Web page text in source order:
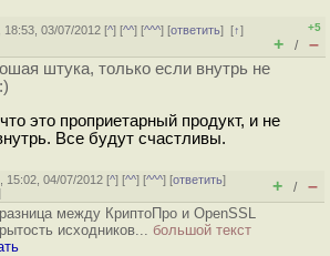
18:53, 03/07/2012 [^] [^^] [^^^] [ответить][↑]
+5
+ / –
штука, только если внутрь не
это проприетарный продукт, и не
Все будут счастливы.
15:02, 04/07/2012 [^] [^^] [^^^] [ответить]
+ / –
между КриптоПро и OpenSSL
исходников... большой текст